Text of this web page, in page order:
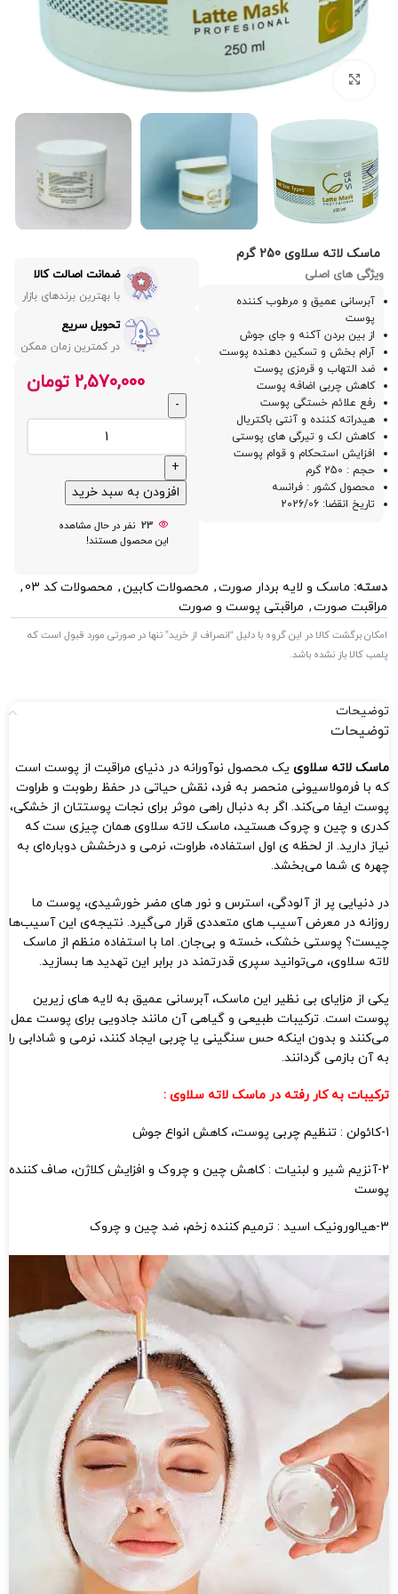
بزرگنمایی تصویر
ماسک لاته سلاوی 250 گرم
ویژگی های اصلی
آبرسانی عمیق و مرطوب کننده
پوست
از بین بردن آکنه و جای جوش
آرام بخش و تسکین دهنده پوست
ضد التهاب و قرمزی پوست
کاهش چربی اضافه پوست
رفع علائم خستگی پوست
هیدراته کننده و آنتی باکتریال
کاهش لک و تیرگی های پوستی
افزایش استحکام و قوام پوست
حجم : 250 گرم
محصول کشور : فرانسه
تاریخ انقضا: 2026/06
ضمانت اصالت کالا
با بهترین برندهای بازار
تحویل سریع
در کمترین زمان ممکن
2,570,000 تومان
افزودن به سبد خرید
23 نفر در حال مشاهده
این محصول هستند!
دسته: ماسک و لایه بردار صورت, محصولات کابین, محصولات کد 03
,
مراقبت صورت, مراقبتی پوست و صورت
امکان برگشت کالا در این گروه با دلیل “انصراف از خرید” تنها در صورتی مورد قبول است که
پلمب کالا باز نشده باشد.
توضیحات
توضیحات
ماسک لاته سلاوی یک محصول نوآورانه در دنیای مراقبت از پوست است
که با فرمولاسیونی منحصر‌ به‌ فرد، نقش حیاتی در حفظ رطوبت و طراوت
پوست ایفا می‌کند. اگر به‌ دنبال راهی موثر برای نجات پوستتان از خشکی،
کدری و چین‌ و چروک هستید، ماسک لاته سلاوی همان چیزی‌ ست که
نیاز دارید. از لحظه‌ ی اول استفاده، طراوت، نرمی و درخشش دوباره‌ای به
چهره‌ ی شما می‌بخشد.
در دنیایی پر از آلودگی، استرس و نور های مضر خورشیدی، پوست ما
روزانه در معرض آسیب‌ های متعددی قرار می‌گیرد. نتیجه‌ی این آسیب‌ها
چیست؟ پوستی خشک، خسته و بی‌جان. اما با استفاده منظم از ماسک
لاته سلاوی، می‌توانید سپری قدرتمند در برابر این تهدید ها بسازید.
یکی از مزایای بی‌ نظیر این ماسک، آبرسانی عمیق به لایه‌ های زیرین
پوست است. ترکیبات طبیعی و گیاهی آن مانند جادویی برای پوست عمل
می‌کنند و بدون اینکه حس سنگینی یا چربی ایجاد کنند، نرمی و شادابی را
به آن بازمی‌ گردانند.
ترکیبات به کار رفته در ماسک لاته سلاوی :
1-کائولن : تنظیم چربی پوست، کاهش انواع جوش
2-آنزیم شیر و لبنیات : کاهش چین و چروک و افزایش کلاژن، صاف کننده
پوست
3-هیالورونیک اسید : ترمیم کننده زخم، ضد چین و چروک